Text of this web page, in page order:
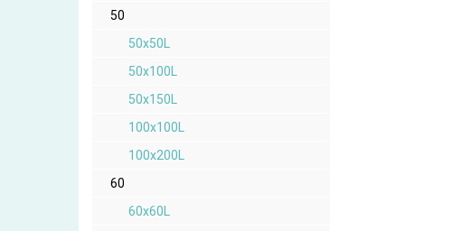
50
50x50L
50x100L
50x150L
100x100L
100x200L
60
60x60L